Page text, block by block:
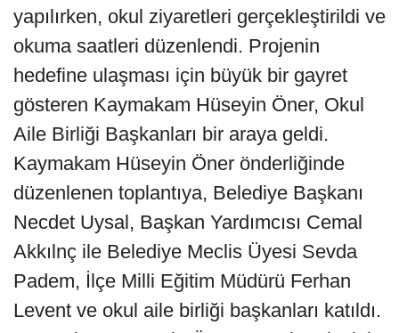
yapılırken, okul ziyaretleri gerçekleştirildi ve
okuma saatleri düzenlendi. Projenin
hedefine ulaşması için büyük bir gayret
gösteren Kaymakam Hüseyin Öner, Okul
Aile Birliği Başkanları bir araya geldi.
Kaymakam Hüseyin Öner önderliğinde
düzenlenen toplantıya, Belediye Başkanı
Necdet Uysal, Başkan Yardımcısı Cemal
Akkılnç ile Belediye Meclis Üyesi Sevda
Padem, İlçe Milli Eğitim Müdürü Ferhan
Levent ve okul aile birliği başkanları katıldı.